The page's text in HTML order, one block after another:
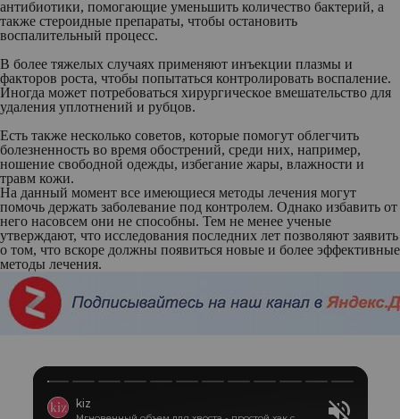
антибиотики, помогающие уменьшить количество бактерий, а
также стероидные препараты, чтобы остановить
воспалительный процесс.
В более тяжелых случаях применяют инъекции плазмы и
факторов роста, чтобы попытаться контролировать воспаление.
Иногда может потребоваться хирургическое вмешательство для
удаления уплотнений и рубцов.
Есть также несколько советов, которые помогут облегчить
болезненность во время обострений, среди них, например,
ношение свободной одежды, избегание жары, влажности и
травм кожи.
На данный момент все имеющиеся методы лечения могут
помочь держать заболевание под контролем. Однако избавить от
него насовсем они не способны. Тем не менее ученые
утверждают, что исследования последних лет позволяют заявить
о том, что вскоре должны появиться новые и более эффективные
методы лечения.